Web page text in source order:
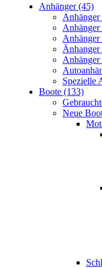
Anhänger (45)
Anhänger
Änhanger
Anhänger
Spezielle
Boote (133)
Neue